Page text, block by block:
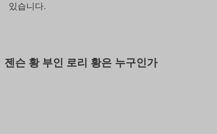
있습니다.
젠슨 황 부인 로리 황은 누구인가